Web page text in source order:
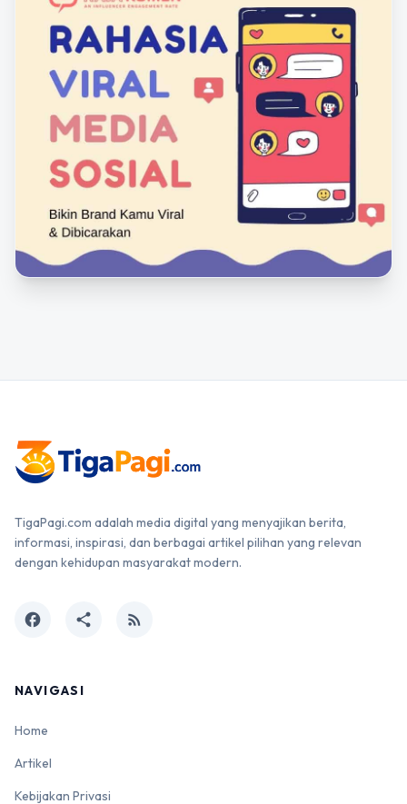
TigaPagi.com adalah media digital yang menyajikan berita,
informasi, inspirasi, dan berbagai artikel pilihan yang relevan
dengan kehidupan masyarakat modern.
facebook share rss_feed
NAVIGASI
Home
Artikel
Kebijakan Privasi